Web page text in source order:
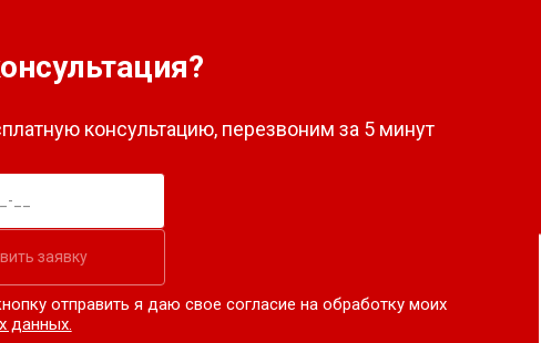
консультацию, перезвоним за 5 минут
заявку
отправить я даю свое согласие на обработку моих
данных.